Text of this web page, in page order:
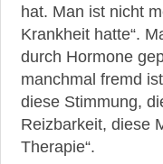
hat. Man ist nicht
Krankheit hatte“.
durch Hormone
manchmal fremd
diese Stimmung,
Reizbarkeit, diese
Therapie“.